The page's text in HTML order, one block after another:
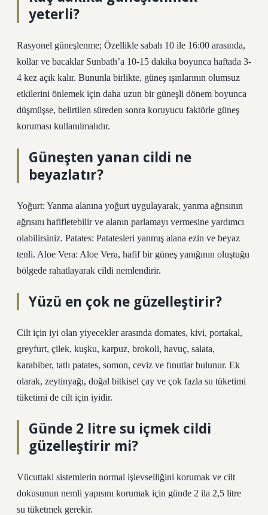
yeterli?
Rasyonel güneşlenme; Özellikle sabah 10 ile 16:00 arasında,
kollar ve bacaklar Sunbath’a 10-15 dakika boyunca haftada 3-
4 kez açık kalır. Bununla birlikte, güneş ışınlarının olumsuz
etkilerini önlemek için daha uzun bir güneşli dönem boyunca
düşmüşse, belirtilen süreden sonra koruyucu faktörle güneş
koruması kullanılmalıdır.
Güneşten yanan cildi ne
beyazlatır?
Yoğurt: Yanma alanına yoğurt uygulayarak, yanma ağrısının
ağrısını hafifletebilir ve alanın parlamayı vermesine yardımcı
olabilirsiniz. Patates: Patatesleri yanmış alana ezin ve beyaz
tenli. Aloe Vera: Aloe Vera, hafif bir güneş yanığının oluştuğu
bölgede rahatlayarak cildi nemlendirir.
Yüzü en çok ne güzelleştirir?
Cilt için iyi olan yiyecekler arasında domates, kivi, portakal,
greyfurt, çilek, kuşku, karpuz, brokoli, havuç, salata,
karabiber, tatlı patates, somon, ceviz ve fınutlar bulunur. Ek
olarak, zeytinyağı, doğal bitkisel çay ve çok fazla su tüketimi
tüketimi de cilt için iyidir.
Günde 2 litre su içmek cildi
güzelleştirir mi?
Vücuttaki sistemlerin normal işlevselliğini korumak ve cilt
dokusunun nemli yapısını korumak için günde 2 ila 2,5 litre
su tüketmek gerekir.